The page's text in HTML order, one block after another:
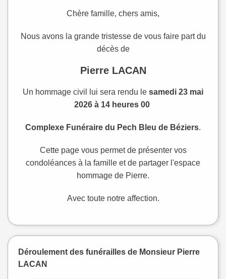
Chère famille, chers amis,
Nous avons la grande tristesse de vous faire part du
décès de
Pierre LACAN
Un hommage civil lui sera rendu le samedi 23 mai
2026 à 14 heures 00
Complexe Funéraire du Pech Bleu de Béziers.
Cette page vous permet de présenter vos
condoléances à la famille et de partager l'espace
hommage de Pierre.
Avec toute notre affection.
Déroulement des funérailles de Monsieur Pierre
LACAN